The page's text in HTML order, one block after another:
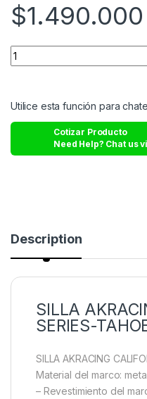
$1.490.000
Utilice esta función para
Cotizar Producto
Need Help? Chat us
Description
SILLA
SERIES-
SILLA AKRACING
Material del marco:
– Revestimiento del